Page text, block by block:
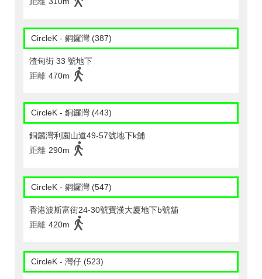
CircleK - 銅鑼灣 (387)
渣甸街 33 號地下
距離 470m
CircleK - 銅鑼灣 (443)
銅鑼灣利園山道49-57號地下k舖
距離 290m
CircleK - 銅鑼灣 (547)
香港波斯富街24-30號寶漢大廈地下b號舖
距離 420m
CircleK - 灣仔 (523)